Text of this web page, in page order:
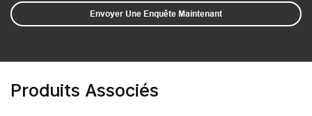
Envoyer Une Enquête Maintenant
Produits Associés